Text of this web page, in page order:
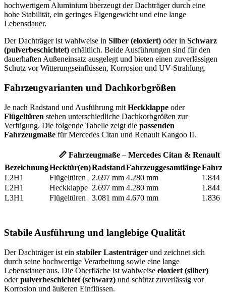
hochwertigem Aluminium überzeugt der Dachträger durch eine
hohe Stabilität, ein geringes Eigengewicht und eine lange
Lebensdauer.
Der Dachträger ist wahlweise in Silber (eloxiert) oder in Schwarz
(pulverbeschichtet) erhältlich. Beide Ausführungen sind für den
dauerhaften Außeneinsatz ausgelegt und bieten einen zuverlässigen
Schutz vor Witterungseinflüssen, Korrosion und UV-Strahlung.
Fahrzeugvarianten und Dachkorbgrößen
Je nach Radstand und Ausführung mit Heckklappe oder
Flügeltüren stehen unterschiedliche Dachkorbgrößen zur
Verfügung. Die folgende Tabelle zeigt die passenden
Fahrzeugmaße für Mercedes Citan und Renault Kangoo II.
📏 Fahrzeugmaße – Mercedes Citan & Renault
BezeichnungHecktür(en)RadstandFahrzeuggesamtlänge
L2H1
Flügeltüren 2.697 mm 4.280 mm
1.844
L2H1
Heckklappe 2.697 mm 4.280 mm
1.844
L3H1
Flügeltüren 3.081 mm 4.670 mm 1.836
Stabile Ausführung und langlebige Qualität
Der Dachträger ist ein stabiler Lastenträger und zeichnet sich
durch seine hochwertige Verarbeitung sowie eine lange
Lebensdauer aus. Die Oberfläche ist wahlweise eloxiert (silber)
oderpulverbeschichtet (schwarz) und schützt zuverlässig vor
Korrosion und äußeren Einflüssen.